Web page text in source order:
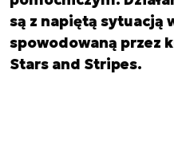
są z napiętą sytuacją
spowodowaną przez
Stars and Stripes.